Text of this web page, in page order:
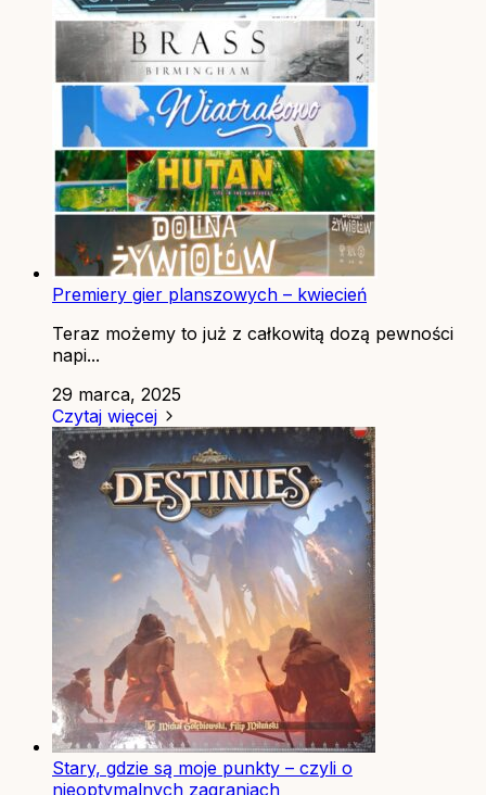
Premiery gier planszowych – kwiecień
Teraz możemy to już z całkowitą dozą pewności
napi...
29 marca, 2025
Czytaj więcej
Stary, gdzie są moje punkty – czyli o
nieoptymalnych zagraniach